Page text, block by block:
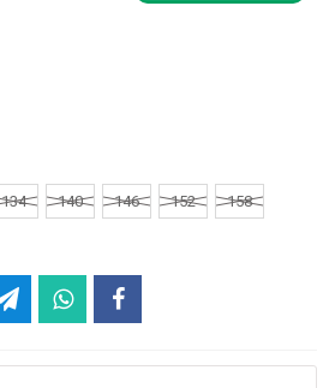
134 140 146 152 158